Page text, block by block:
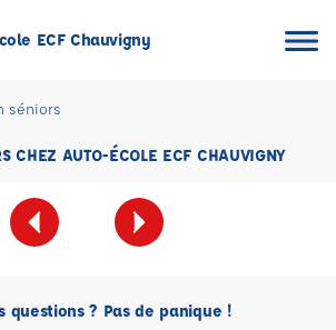
ECF Chauvigny
séniors
CHEZ AUTO-ÉCOLE ECF CHAUVIGNY
questions ? Pas de panique !